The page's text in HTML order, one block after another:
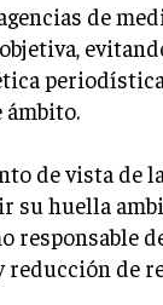
de
ámbito.
de vista de
su huella
responsable
de